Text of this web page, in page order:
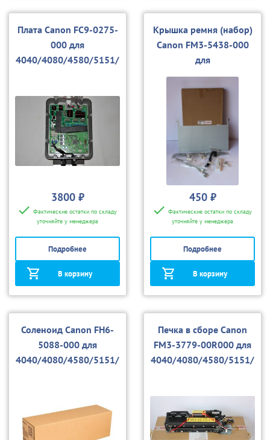
Плата Canon FC9-0275-
000 для
4040/4080/4580/5151/
3800 ₽
Фактические остатки по складу
уточняйте у менеджера
Подробнее
В корзину
Крышка ремня (набор)
Canon FM3-5438-000
для
4040/4080/4580/5151/
5180/5185
450 ₽
Фактические остатки по складу
уточняйте у менеджера
Подробнее
В корзину
Соленоид Canon FH6-
5088-000 для
4040/4080/4580/5151/
Печка в сборе Canon
FM3-3779-00R000 для
4040/4080/4580/5151/